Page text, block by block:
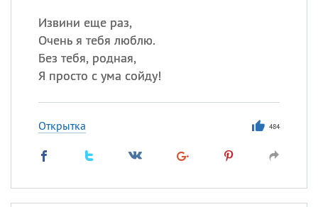
Извини еще раз,
Очень я тебя люблю.
Без тебя, родная,
Я просто с ума сойду!
Открытка 484